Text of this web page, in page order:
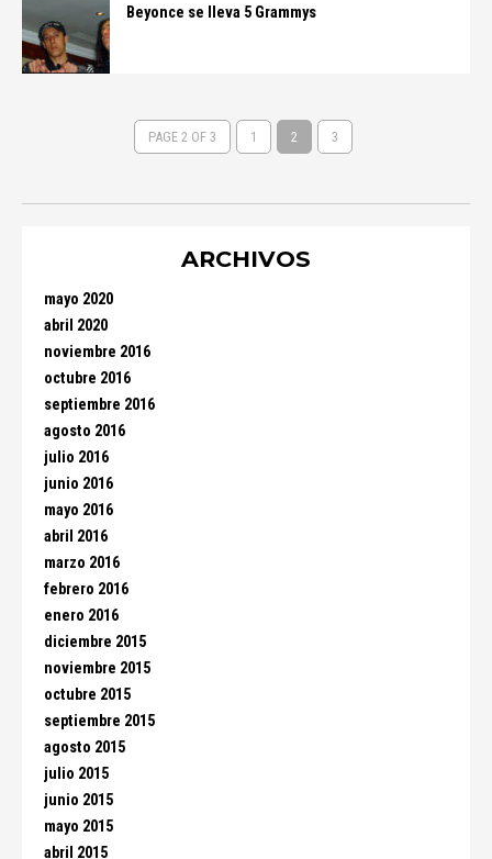
Beyonce se lleva 5 Grammys
PAGE 2 OF 3 1 2 3
ARCHIVOS
mayo 2020
abril 2020
noviembre 2016
octubre 2016
septiembre 2016
agosto 2016
julio 2016
junio 2016
mayo 2016
abril 2016
marzo 2016
febrero 2016
enero 2016
diciembre 2015
noviembre 2015
octubre 2015
septiembre 2015
agosto 2015
julio 2015
junio 2015
mayo 2015
abril 2015